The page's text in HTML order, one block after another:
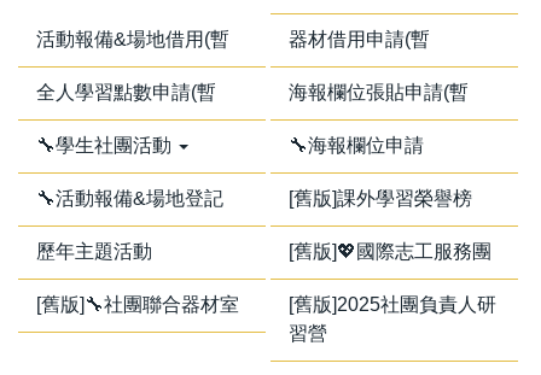
活動報備&場地借用(暫 器材借用申請(暫
全人學習點數申請(暫 海報欄位張貼申請(暫
🔧學生社團活動 🔧海報欄位申請
🔧活動報備&場地登記 [舊版]課外學習榮譽榜
歷年主題活動 [舊版]💖國際志工服務團
[舊版]🔧社團聯合器材室
[舊版]2025社團負責人研
習營